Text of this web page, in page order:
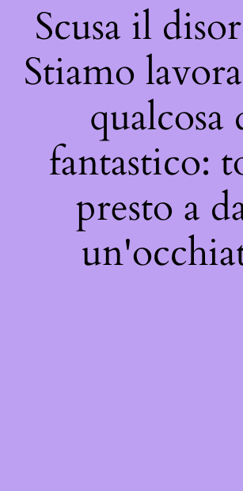
Scusa il
Stiamo
qualcosa
fantastico:
presto a